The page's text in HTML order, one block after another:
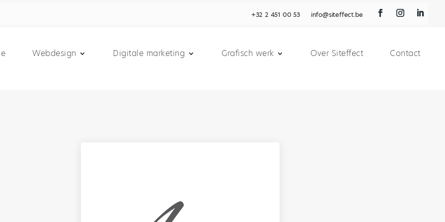
+32 2 451 00 53 info@siteffect.be
Webdesign Digitale marketing Grafisch werk Over Siteffect Contact